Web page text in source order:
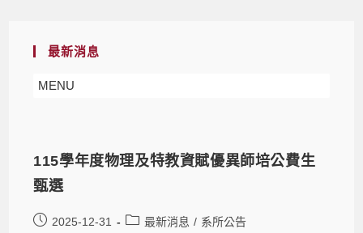
最新消息
MENU
115學年度物理及特教資賦優異師培公費生
甄選
2025-12-31 最新消息 / 系所公告